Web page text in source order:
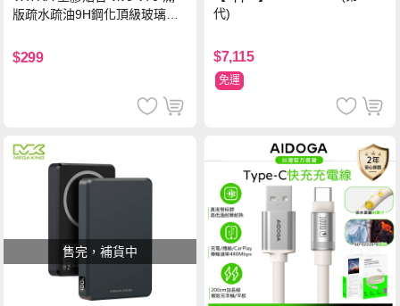
版疏水疏油9H鋼化頂級玻璃貼
$299
代)
$7,115
免運
售完，補貨中